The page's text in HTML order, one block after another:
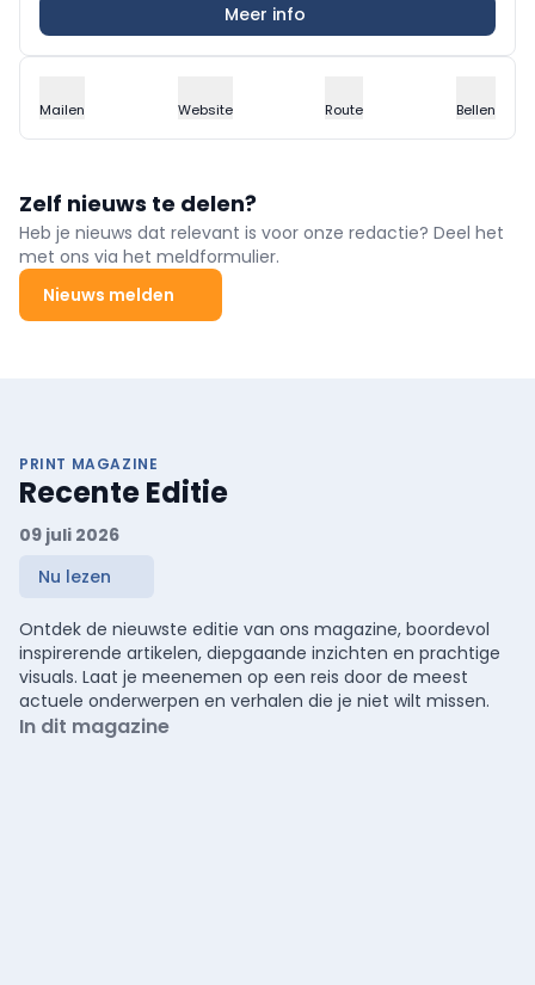
Meer info
Mailen Website Route Bellen
Zelf nieuws te delen?
Heb je nieuws dat relevant is voor onze redactie? Deel het
met ons via het meldformulier.
Nieuws melden
PRINT MAGAZINE
Recente Editie
09 juli 2026
Nu lezen
Ontdek de nieuwste editie van ons magazine, boordevol
inspirerende artikelen, diepgaande inzichten en prachtige
visuals. Laat je meenemen op een reis door de meest
actuele onderwerpen en verhalen die je niet wilt missen.
In dit magazine